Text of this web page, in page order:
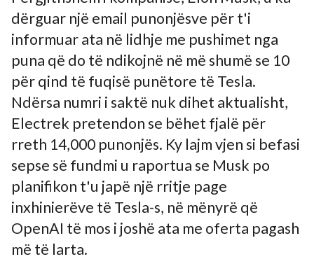
dërguar një email punonjësve për t'i
informuar ata në lidhje me pushimet nga
puna që do të ndikojnë në më shumë se 10
për qind të fuqisë punëtore të Tesla.
Ndërsa numri i saktë nuk dihet aktualisht,
Electrek pretendon se bëhet fjalë për
rreth 14,000 punonjës. Ky lajm vjen si befasi
sepse së fundmi u raportua se Musk po
planifikon t'u japë një rritje page
inxhinierëve të Tesla-s, në mënyrë që
OpenAI të mos i joshë ata me oferta pagash
më të larta.